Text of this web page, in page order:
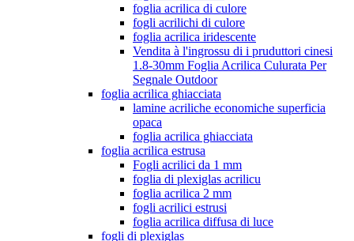
foglia acrilica di culore
fogli acrilichi di culore
foglia acrilica iridescente
Vendita à l'ingrossu di i pruduttori cinesi
1.8-30mm Foglia Acrilica Culurata Per
Segnale Outdoor
foglia acrilica ghiacciata
lamine acriliche economiche superficia
opaca
foglia acrilica ghiacciata
foglia acrilica estrusa
Fogli acrilici da 1 mm
foglia di plexiglas acrilicu
foglia acrilica 2 mm
fogli acrilici estrusi
foglia acrilica diffusa di luce
fogli di plexiglas